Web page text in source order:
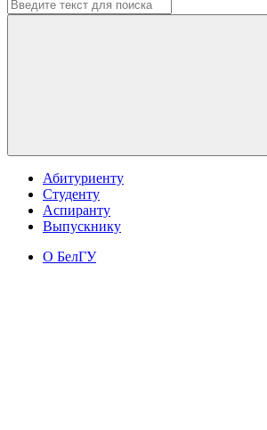
Абитуриенту
Студенту
Аспиранту
Выпускнику
О БелГУ